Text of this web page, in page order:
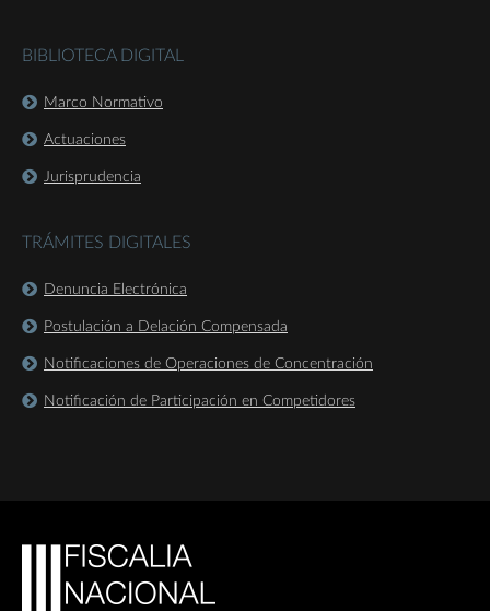
BIBLIOTECA DIGITAL
Marco Normativo
Actuaciones
Jurisprudencia
TRÁMITES DIGITALES
Denuncia Electrónica
Postulación a Delación Compensada
Notificaciones de Operaciones de Concentración
Notificación de Participación en Competidores